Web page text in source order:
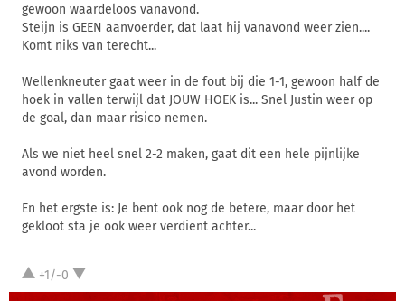
gewoon waardeloos vanavond.
Steijn is GEEN aanvoerder, dat laat hij vanavond weer zien....
Komt niks van terecht...
Wellenkneuter gaat weer in de fout bij die 1-1, gewoon half de
hoek in vallen terwijl dat JOUW HOEK is... Snel Justin weer op
de goal, dan maar risico nemen.
Als we niet heel snel 2-2 maken, gaat dit een hele pijnlijke
avond worden.
En het ergste is: Je bent ook nog de betere, maar door het
gekloot sta je ook weer verdient achter...
+1/-0